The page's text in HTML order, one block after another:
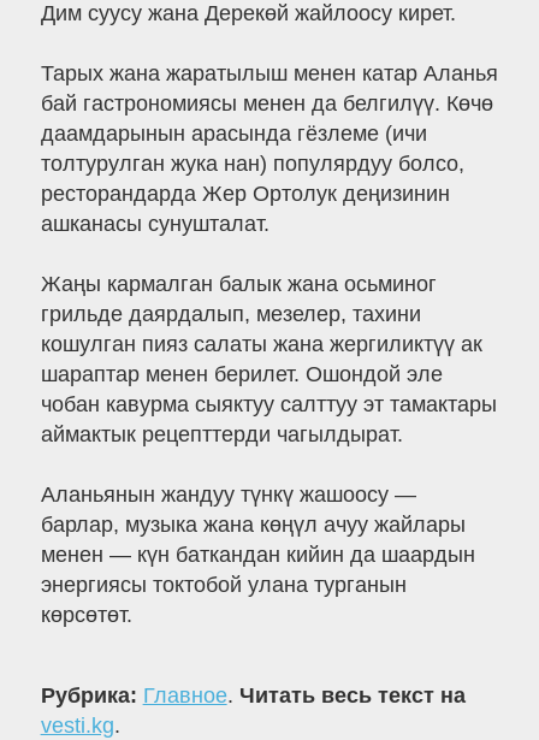
Дим суусу жана Дерекөй жайлоосу кирет.
Тарых жана жаратылыш менен катар Аланья
бай гастрономиясы менен да белгилүү. Көчө
даамдарынын арасында гёзлеме (ичи
толтурулган жука нан) популярдуу болсо,
ресторандарда Жер Ортолук деңизинин
ашканасы сунушталат.
Жаңы кармалган балык жана осьминог
грильде даярдалып, мезелер, тахини
кошулган пияз салаты жана жергиликтүү ак
шараптар менен берилет. Ошондой эле
чобан кавурма сыяктуу салттуу эт тамактары
аймактык рецепттерди чагылдырат.
Аланьянын жандуу түнкү жашоосу —
барлар, музыка жана көңүл ачуу жайлары
менен — күн баткандан кийин да шаардын
энергиясы токтобой улана турганын
көрсөтөт.
Рубрика: Главное. Читать весь текст на
vesti.kg.